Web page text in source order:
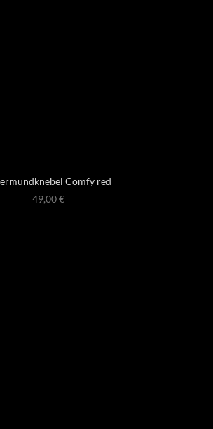
Comfy red
49,00€